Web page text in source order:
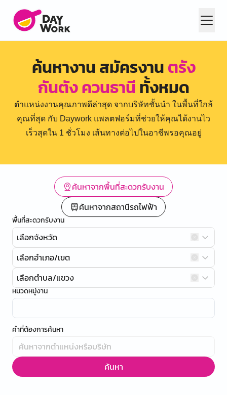
ค้นหางาน สมัครงานตรัง
กันตัง ควนธานีทั้งหมด
ตำแหน่งงานคุณภาพดีล่าสุด จากบริษัทชั้นนำ ในพื้นที่ใกล้
คุณที่สุด กับ Daywork แพลตฟอร์มที่ช่วยให้คุณได้งานไว
เร็วสุดใน 1 ชั่วโมง เส้นทางต่อไปในอาชีพรอคุณอยู่
ค้นหาจากพื้นที่สะดวกรับงาน
ค้นหาจากสถานีรถไฟฟ้า
พื้นที่สะดวกรับงาน
เลือกจังหวัด
เลือกอำเภอ/เขต
เลือกตำบล/แขวง
หมวดหมู่งาน
คำที่ต้องการค้นหา
ค้นหา